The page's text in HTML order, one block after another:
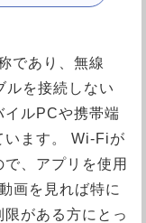
であり、無線
ルを接続しない
イルPCや携帯端
います。 Wi-Fiが
、アプリを使用
画を見れば特に
がある方にとっ